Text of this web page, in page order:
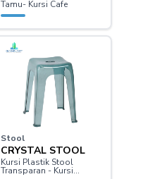
Tamu- Kursi Cafe
Stool
CRYSTAL STOOL
Kursi Plastik Stool
Transparan - Kursi